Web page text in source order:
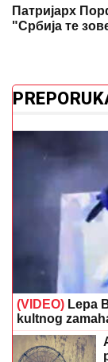
Патријарх
"Србија те
(VIDEO) Lepa
kultnog